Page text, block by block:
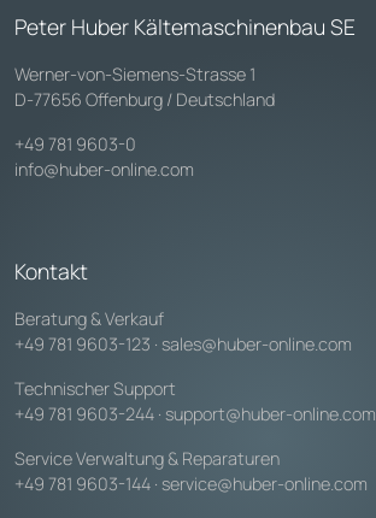
Peter Huber Kältemaschinenbau SE
Werner-von-Siemens-Strasse 1
D-77656 Offenburg / Deutschland
+49 781 9603-0
info@huber-online.com
Kontakt
Beratung & Verkauf
+49 781 9603-123 · sales@huber-online.com
Technischer Support
+49 781 9603-244 · support@huber-online.com
Service Verwaltung & Reparaturen
+49 781 9603-144 · service@huber-online.com